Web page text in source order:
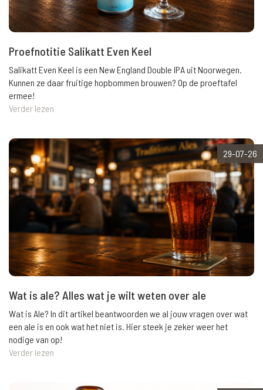
Proefnotitie Salikatt Even Keel
Salikatt Even Keel is een New England Double IPA uit Noorwegen.
Kunnen ze daar fruitige hopbommen brouwen? Op de proeftafel
ermee!
Verder lezen
29-07-26
Wat is ale? Alles wat je wilt weten over ale
Wat is Ale? In dit artikel beantwoorden we al jouw vragen over wat
een ale is en ook wat het niet is. Hier steek je zeker weer het
nodige van op!
Verder lezen